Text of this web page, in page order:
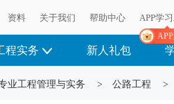
资料 关于我们 帮助中心 APP学
程实务 新人礼包
业工程管理与实务 > 公路工程 >